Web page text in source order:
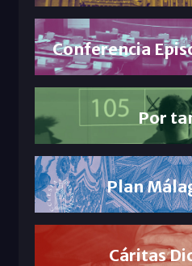
Conferencia
Por
Plan
Cáritas